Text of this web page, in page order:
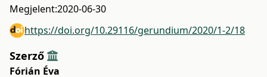
Megjelent:2020-06-30
https://doi.org/10.29116/gerundium/2020/1-2/18
Szerző
Fórián Éva